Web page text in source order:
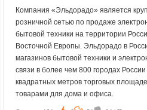
Компания «Эльдорадо» является
розничной сетью по продаже
бытовой техники на территории
Восточной Европы. Эльдорадо в
магазинов бытовой техники и
связи в более чем 800 городах
квадратных метров торговых
товарами для дома и офиса.